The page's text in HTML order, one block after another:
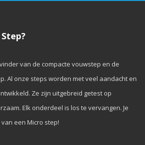
van de compacte vouwstep en de
Al onze steps worden met veel aandacht en
Ze zijn uitgebreid getest op
Elk onderdeel is los te vervangen. Je
een Micro step!